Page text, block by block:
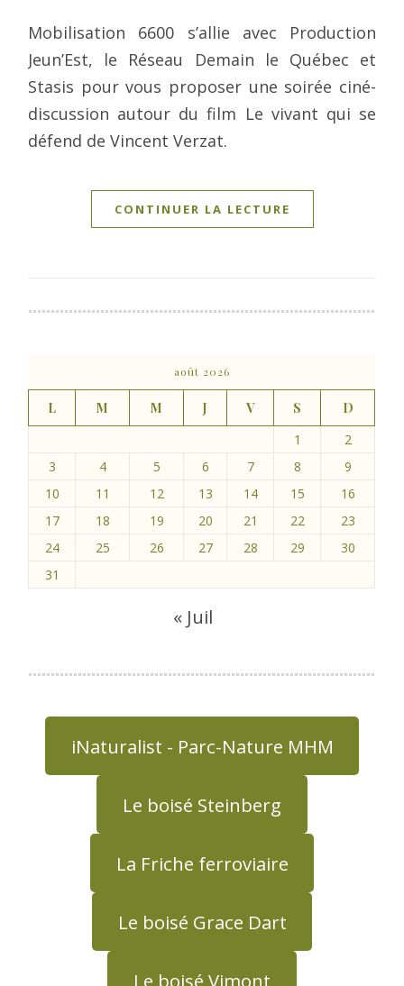
Mobilisation 6600 s’allie avec Production
Jeun’Est, le Réseau Demain le Québec et
Stasis pour vous proposer une soirée ciné-
discussion autour du film Le vivant qui se
défend de Vincent Verzat.
CONTINUER LA LECTURE
août 2026
L M M J V S
D
1
2
3
4 5 6 7 8
9
10
11 12 13 14 15
16
17
18 19 20 21 22
23
24
25 26 27 28 29
30
31
« Juil
iNaturalist - Parc-Nature MHM
Le boisé Steinberg
La Friche ferroviaire
Le boisé Grace Dart
Le boisé Vimont